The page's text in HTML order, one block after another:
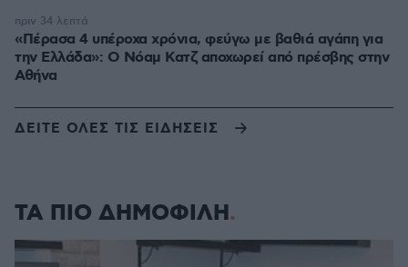
«Πέρασα 4 υπέροχα χρόνια, φεύγω με βαθιά αγάπη για
την Ελλάδα»: Ο Νόαμ Κατζ αποχωρεί από πρέσβης στην
Αθήνα
πριν 34 λεπτά
ΔΕΙΤΕ ΟΛΕΣ ΤΙΣ ΕΙΔΗΣΕΙΣ
ΤΑ ΠΙΟ ΔΗΜΟΦΙΛΗ